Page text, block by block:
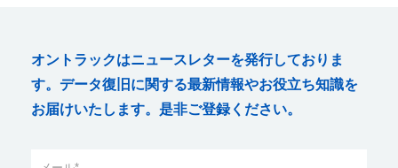
オントラックはニュースレターを発行しておりま
す。データ復旧に関する最新情報やお役立ち知識を
お届けいたします。是非ご登録ください。